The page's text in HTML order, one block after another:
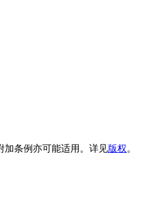
加条例亦可能适用。详见版权。